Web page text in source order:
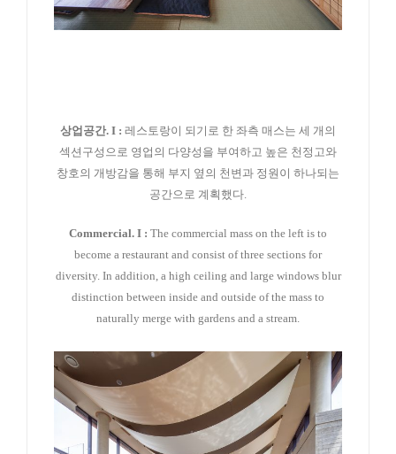
상업공간. I : 레스토랑이 되기로 한 좌측 매스는 세 개의
섹션구성으로 영업의 다양성을 부여하고 높은 천정고와
창호의 개방감을 통해 부지 옆의 천변과 정원이 하나되는
공간으로 계획했다.
Commercial. I : The commercial mass on the left is to
become a restaurant and consist of three sections for
diversity. In addition, a high ceiling and large windows blur
distinction between inside and outside of the mass to
naturally merge with gardens and a stream.